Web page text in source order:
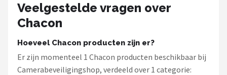
Veelgestelde vragen over
Chacon
Hoeveel Chacon producten zijn er?
Er zijn momenteel 1 Chacon producten beschikbaar bij
Camerabeveiligingshop, verdeeld over 1 categorie: